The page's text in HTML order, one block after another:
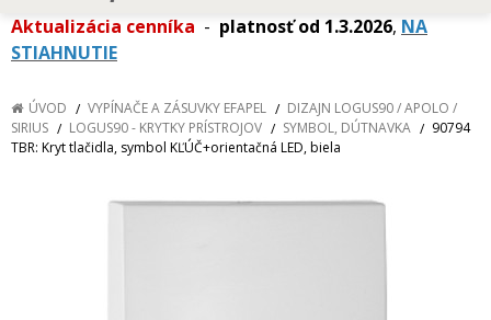
Aktualizácia cenníka - platnosť od 1.3.2026, NA
STIAHNUTIE
ÚVOD VYPÍNAČE A ZÁSUVKY EFAPEL
DIZAJN LOGUS90 / APOLO /
SIRIUS
LOGUS90 - KRYTKY PRÍSTROJOV SYMBOL, DÚTNAVKA
90794
TBR: Kryt tlačidla, symbol KĽÚČ+orientačná LED, biela